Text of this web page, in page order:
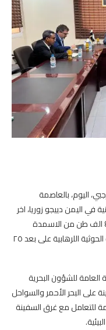
اليوم، بالعاصمة
اليمن دييجو زوريا، اخر
مستجدات غرق السفينة روبيمار وعلى متنها ٤١ الف طن من الاسمدة
الكيماوية جراء استهدافها من قبل المليشيات الحوثية اللرهابية على بعد ٢٥
للشؤون البحرية
على البحر الأحمر والسواحل
للتعامل مع غرق السفينة